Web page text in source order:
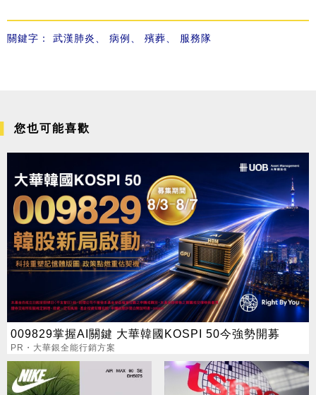
關鍵字： 武漢肺炎 病例 殯葬 服務隊
您也可能喜歡
009829掌握AI關鍵 大華韓國KOSPI 50今強勢開募
PR・大華銀全能行銷方案